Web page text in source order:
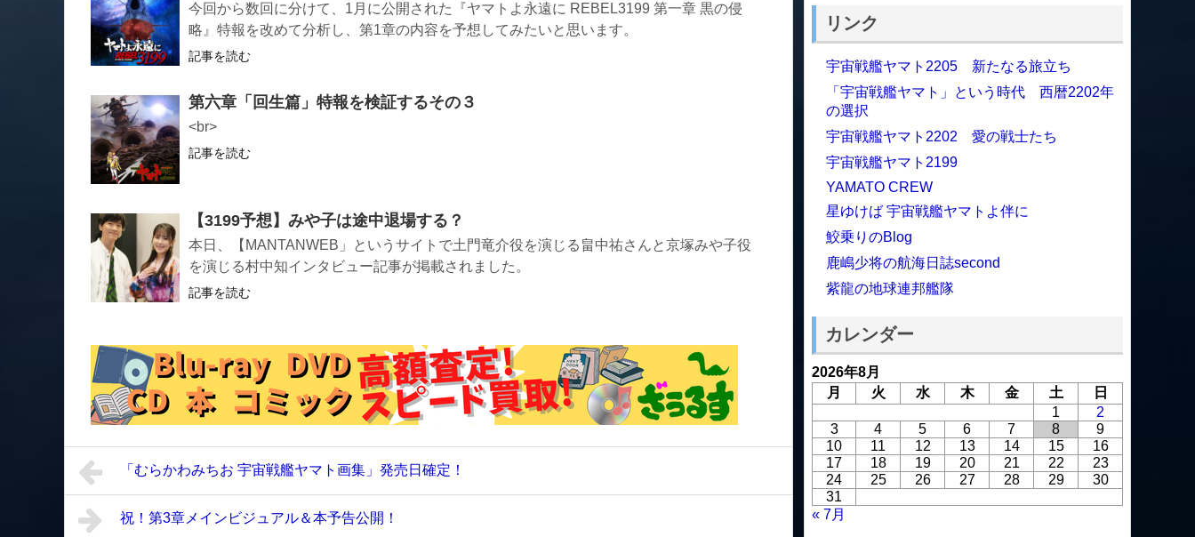
今回から数回に分けて、1月に公開された『ヤマトよ永遠に REBEL3199 第一章 黒の侵
略』特報を改めて分析し、第1章の内容を予想してみたいと思います。
記事を読む
第六章「回生篇」特報を検証するその３
<br>
記事を読む
【3199予想】みや子は途中退場する？
本日、【MANTANWEB」というサイトで土門竜介役を演じる畠中祐さんと京塚みや子役
を演じる村中知インタビュー記事が掲載されました。
記事を読む
「むらかわみちお 宇宙戦艦ヤマト画集」発売日確定！
祝！第3章メインビジュアル＆本予告公開！
リンク
宇宙戦艦ヤマト2205 新たなる旅立ち
「宇宙戦艦ヤマト」という時代 西暦2202年
の選択
宇宙戦艦ヤマト2202 愛の戦士たち
宇宙戦艦ヤマト2199
YAMATO CREW
星ゆけば 宇宙戦艦ヤマトよ伴に
鮫乗りのBlog
鹿嶋少将の航海日誌second
紫龍の地球連邦艦隊
カレンダー
2026年8月
月
火 水 木 金 土
日
1
2
3
4 5 6 7 8
9
10
11 12 13 14 15
16
17
18 19 20 21 22
23
24
25 26 27 28 29
30
31
« 7月